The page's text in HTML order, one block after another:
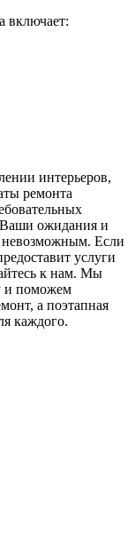
включает:
интерьеров,
ремонта
ожидания и
невозможным. Если
услуги
к нам. Мы
и поможем
а поэтапная
каждого.